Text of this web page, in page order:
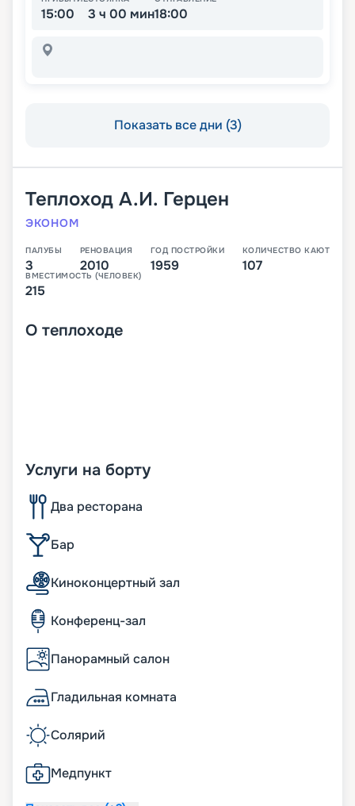
15:00 3 ч 00 мин18:00
Показать все дни (3)
Теплоход А.И. Герцен
ЭКОНОМ
ПАЛУБЫ
3
РЕНОВАЦИЯ
2010
ГОД ПОСТРОЙКИ
1959
КОЛИЧЕСТВО КАЮТ
107
ВМЕСТИМОСТЬ (ЧЕЛОВЕК)
215
О теплоходе
Услуги на борту
Два ресторана
Бар
Киноконцертный зал
Конференц-зал
Панорамный салон
Гладильная комната
Солярий
Медпункт